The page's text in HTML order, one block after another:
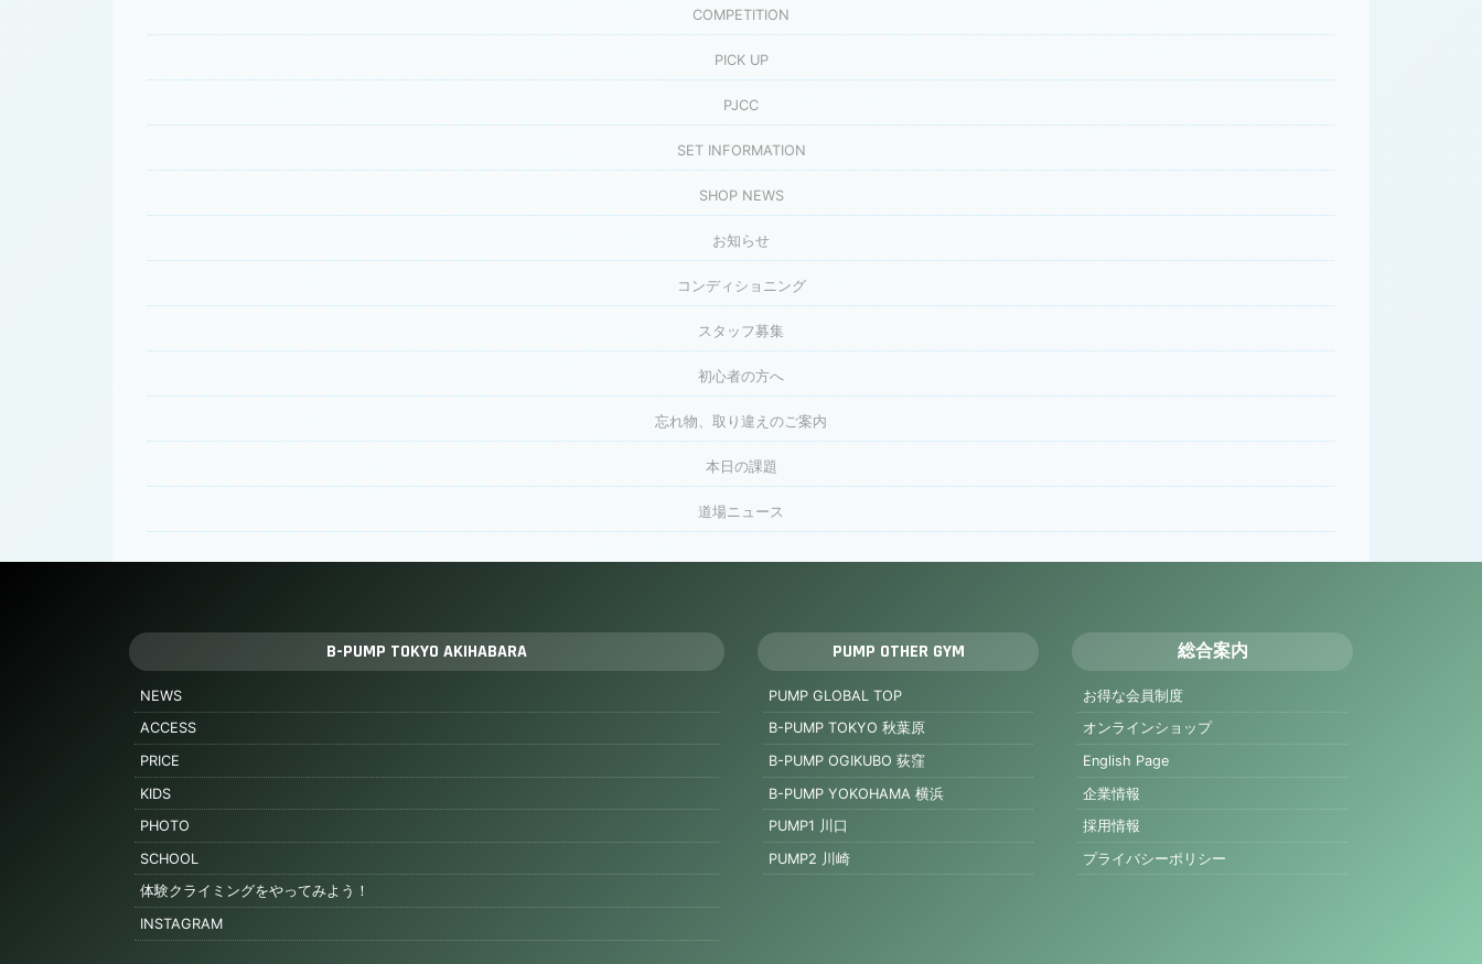
COMPETITION
PICK UP
PJCC
SET INFORMATION
SHOP NEWS
お知らせ
コンディショニング
スタッフ募集
初心者の方へ
忘れ物、取り違えのご案内
本日の課題
道場ニュース
B-PUMP TOKYO AKIHABARA
NEWS
ACCESS
PRICE
KIDS
PHOTO
SCHOOL
体験クライミングをやってみよう！
INSTAGRAM
PUMP OTHER GYM
PUMP GLOBAL TOP
B-PUMP TOKYO 秋葉原
B-PUMP OGIKUBO 荻窪
B-PUMP YOKOHAMA 横浜
PUMP1 川口
PUMP2 川崎
総合案内
お得な会員制度
オンラインショップ
English Page
企業情報
採用情報
プライバシーポリシー